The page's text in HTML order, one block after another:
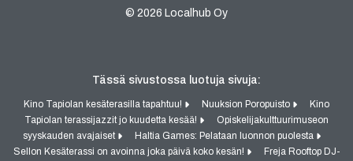
© 2026 Localhub Oy
Tässä sivustossa luotuja sivuja:
Kino Tapiolan kesäterasilla tapahtuu! Nuuksion Poropuisto
Kino
Tapiolan terassijazzit jo kuudetta kesää!
Opiskelijakulttuurimuseon
syyskauden avajaiset
Haltia Games: Pelataan luonnon puolesta
Sellon Kesäterassi on avoinna joka päivä koko kesän!
Freja Rooftop DJ-